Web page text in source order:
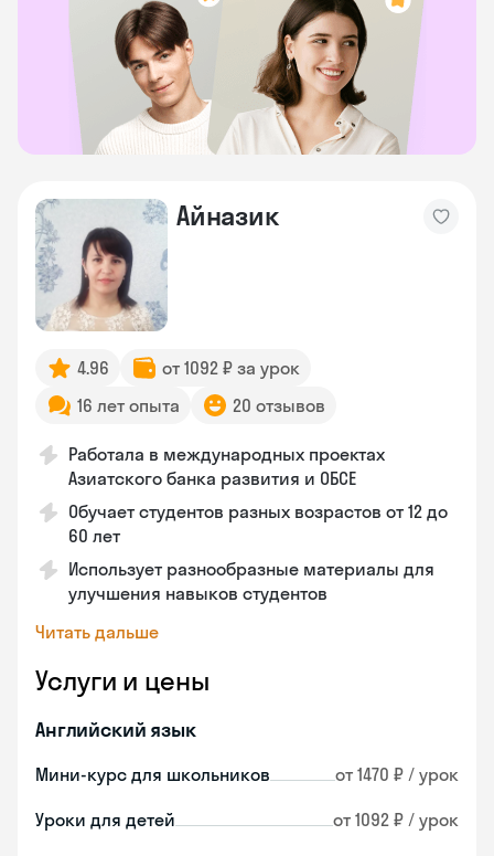
Айназик
4.96
от 1092 ₽ за урок
16 лет опыта
20 отзывов
Работала в международных проектах
Азиатского банка развития и ОБСЕ
Обучает студентов разных возрастов от 12 до
60 лет
Использует разнообразные материалы для
улучшения навыков студентов
Читать дальше
Услуги и цены
Английский язык
Мини-курс для школьников от 1470 ₽ / урок
Уроки для детей от 1092 ₽ / урок